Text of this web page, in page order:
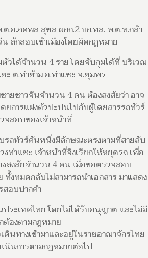
.อ.ภคพล สุชล ผกก.2 บก.ทล. พ.ต.ท.กล้า
ลักลอบเข้าเมืองโดยผิดกฎหมาย
วได้จำนวน 4 ราย โดยจับกุมได้ที่ บริเวณ
ต.ท่าข้าม อ.ท่าแซะ จ.ชุมพร
ายชาวจีนจำนวน 4 คน ต้องสงสัยว่า อาจ
ยการแฝงตัวปะปนไปกับผู้โดยสารรถทัวร์
จสอบของเจ้าหน้าที่
บรถทัวร์คันหนึ่งมีลักษณะตรงตามที่สายลับ
าแซะ เจ้าหน้าที่จึงเรียกให้หยุดรถ เพื่อ
สงสัยจำนวน 4 คน เมื่อขอตรวจสอบ
งหมดกลับไม่สามารถนำเอกสาร มาแสดง
สอบปากคำ
ประเทศไทย โดยไม่ได้รับอนุญาต และไม่มี
ต้องตามกฎหมาย
นทางเข้ามาและอยู่ในราชอาณาจักรไทย
นินการตามกฎหมายต่อไป